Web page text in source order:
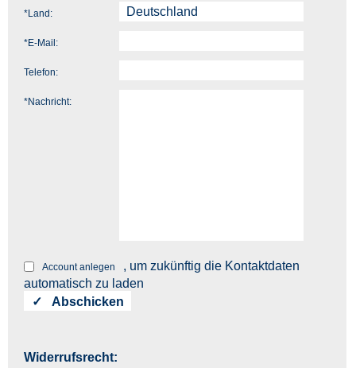
*Land:
*E-Mail:
Telefon:
*Nachricht:
Account anlegen
, um zukünftig die Kontaktdaten
automatisch zu laden
Widerrufsrecht: